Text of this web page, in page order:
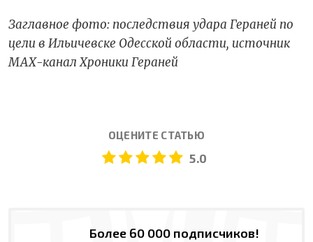
Заглавное фото: последствия удара Гераней по
цели в Ильичевске Одесской области, источник
МАХ-канал Хроники Гераней
ОЦЕНИТЕ СТАТЬЮ
5.0
Более 60 000 подписчиков!